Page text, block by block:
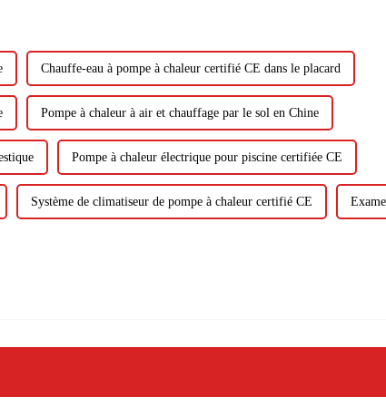
Chauffe-eau à pompe à chaleur certifié CE dans le placard
Pompe à chaleur à air et chauffage par le sol en Chine
Pompe à chaleur électrique pour piscine certifiée CE
Système de climatiseur de pompe à chaleur certifié CE